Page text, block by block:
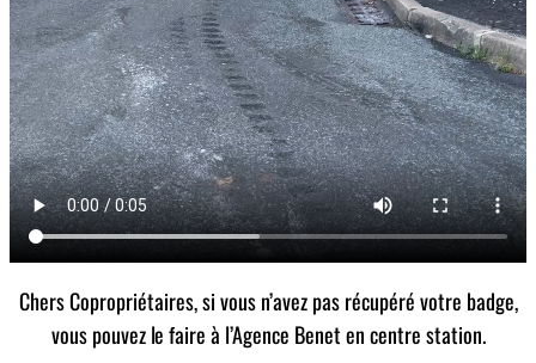
Chers Copropriétaires, si vous n’avez pas récupéré votre badge,
vous pouvez le faire à l’Agence Benet en centre station.